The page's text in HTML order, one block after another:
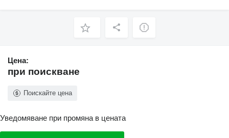
Цена:
при поискване
Поискайте цена
Уведомяване при промяна в цената